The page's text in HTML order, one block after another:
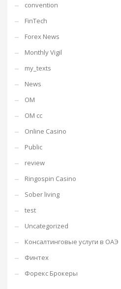
convention
FinTech
Forex News
Monthly Vigil
my_texts
News
OM
OM cc
Online Casino
Public
review
Ringospin Casino
Sober living
test
Uncategorized
Консалтинговые услуги в ОАЭ
Финтех
Форекс Брокеры